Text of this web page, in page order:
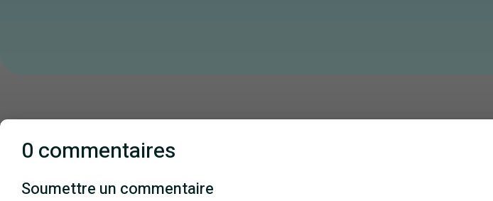
0 commentaires
Soumettre un commentaire